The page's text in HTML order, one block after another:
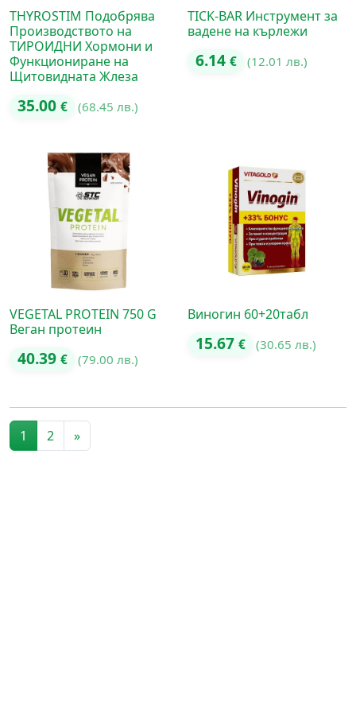
THYROSTIM Подобрява
Производството на
ТИРОИДНИ Хормони и
Функциониране на
Щитовидната Жлеза
35.00 € (68.45 лв.)
TICK-BAR Инструмент за
вадене на кърлежи
6.14 € (12.01 лв.)
VEGETAL PROTEIN 750 G
Веган протеин
40.39 € (79.00 лв.)
Виногин 60+20табл
15.67 € (30.65 лв.)
Posts navigation
1 2 »